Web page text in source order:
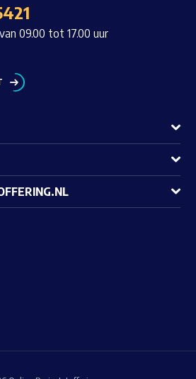
09.00 tot 17.00 uur